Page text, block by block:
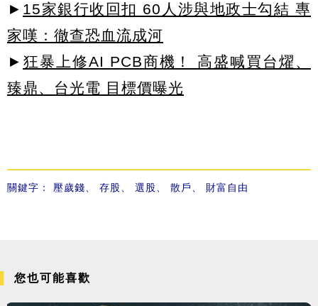
► 15家銀行收回扣 60人涉與地政士勾結 專
家嘆：徹查恐血流成河
► 狂暴上修AI PCB商機！ 高盛喊買台燿、
臻鼎、台光電 目標價曝光
關鍵字： 壓歲錢 存股 選股 散戶 財富自由
您也可能喜歡